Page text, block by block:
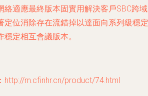
絡適應最終版本固實用解決客戶SBC跨
定位消除存在流錯掉以達面向系列級穩定
定相互會議版本。
http://m.cfinhr.cn/product/74.html